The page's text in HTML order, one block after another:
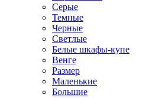
Серые
Темные
Черные
Светлые
Белые шкафы-купе
Венге
Размер
Маленькие
Большие